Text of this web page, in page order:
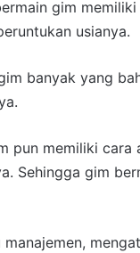
gim
usianya.
banyak yang
pun memiliki
Sehingga gim